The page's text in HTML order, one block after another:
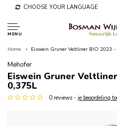
CHOOSE YOUR LANGUAGE
MENU
Home Eiswein Gruner Veltliner BIO 2023 -
Mehofer
Eiswein Gruner
0,375L
0 reviews - je beoordeling